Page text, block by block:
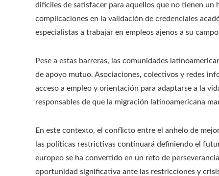
difíciles de satisfacer para aquellos que no tienen un
complicaciones en la validación de credenciales
especialistas a trabajar en empleos ajenos a su
Pese a estas barreras, las comunidades
de apoyo mutuo. Asociaciones, colectivos y redes
acceso a empleo y orientación para adaptarse a la
responsables de que la migración latinoamericana
En este contexto, el conflicto entre el anhelo de
las políticas restrictivas continuará definiendo el
europeo se ha convertido en un reto de
oportunidad significativa ante las restricciones y